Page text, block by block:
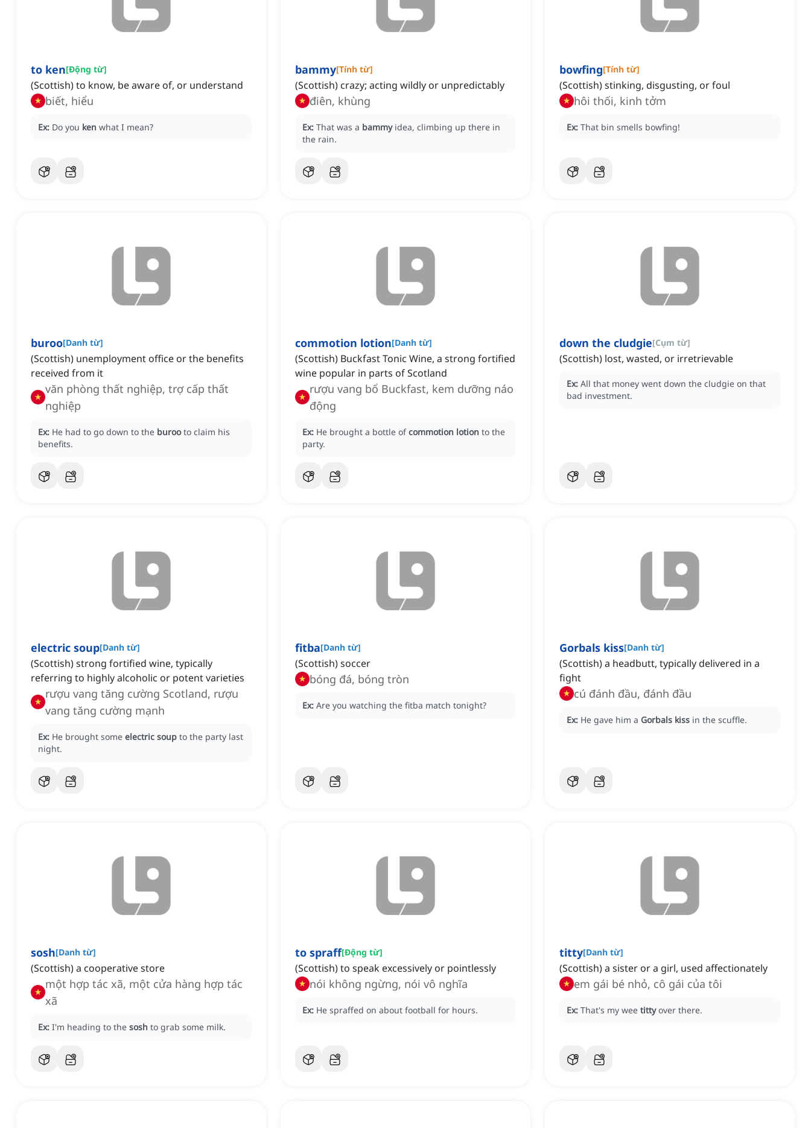
to ken[Động từ]
(Scottish) to know, be aware of, or understand
biết, hiểu
Ex: Do you ken what I mean?
bammy[Tính từ]
(Scottish) crazy; acting wildly or unpredictably
điên, khùng
Ex: That was a bammy idea, climbing up there in
the rain.
bowfing[Tính từ]
(Scottish) stinking, disgusting, or foul
hôi thối, kinh tởm
Ex: That bin smells bowfing!
buroo[Danh từ]
(Scottish) unemployment office or the benefits
received from it
văn phòng thất nghiệp, trợ cấp thất
nghiệp
Ex: He had to go down to the buroo to claim his
benefits.
commotion lotion[Danh từ]
(Scottish) Buckfast Tonic Wine, a strong fortified
wine popular in parts of Scotland
rượu vang bổ Buckfast, kem dưỡng náo
động
Ex: He brought a bottle ofcommotion lotion to the
party.
down the cludgie[Cụm từ]
(Scottish) lost, wasted, or irretrievable
Ex: All that money went down the cludgie on that
bad investment.
electric soup[Danh từ]
(Scottish) strong fortified wine, typically
referring to highly alcoholic or potent varieties
rượu vang tăng cường Scotland, rượu
vang tăng cường mạnh
Ex: He brought some electric soup to the party last
night.
fitba[Danh từ]
(Scottish) soccer
bóng đá, bóng tròn
Ex: Are you watching the fitba match tonight?
Gorbals kiss[Danh từ]
(Scottish) a headbutt, typically delivered in a
fight
cú đánh đầu, đánh đầu
Ex: He gave him a Gorbals kiss in the scuffle.
sosh[Danh từ]
(Scottish) a cooperative store
một hợp tác xã, một cửa hàng hợp tác
xã
Ex: I'm heading to the sosh to grab some milk.
to spraff[Động từ]
(Scottish) to speak excessively or pointlessly
nói không ngừng, nói vô nghĩa
Ex: He spraffed on about football for hours.
titty[Danh từ]
(Scottish) a sister or a girl, used affectionately
em gái bé nhỏ, cô gái của tôi
Ex: That's my wee titty over there.